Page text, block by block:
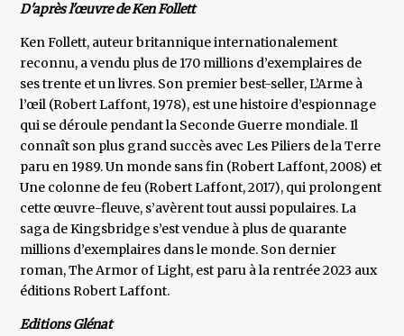
D'après l'œuvre de Ken Follett
Ken Follett, auteur britannique internationalement
reconnu, a vendu plus de 170 millions d’exemplaires de
ses trente et un livres. Son premier best-seller, L’Arme à
l’œil (Robert Laffont, 1978), est une histoire d’espionnage
qui se déroule pendant la Seconde Guerre mondiale. Il
connaît son plus grand succès avec Les Piliers de la Terre
paru en 1989. Un monde sans fin (Robert Laffont, 2008) et
Une colonne de feu (Robert Laffont, 2017), qui prolongent
cette œuvre-fleuve, s’avèrent tout aussi populaires. La
saga de Kingsbridge s’est vendue à plus de quarante
millions d’exemplaires dans le monde. Son dernier
roman, The Armor of Light, est paru à la rentrée 2023 aux
éditions Robert Laffont.
Editions Glénat